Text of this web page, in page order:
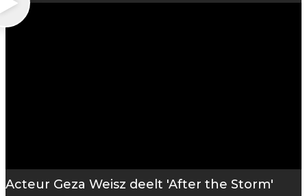
Acteur Geza Weisz deelt 'After the Storm'